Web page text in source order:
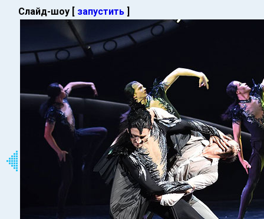
Слайд-шоу [ запустить ]